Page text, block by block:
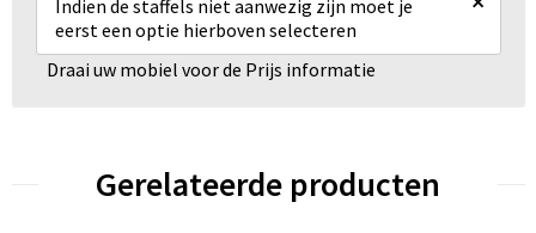
Indien de staffels niet aanwezig zijn moet je
eerst een optie hierboven selecteren
Draai uw mobiel voor de Prijs informatie
Gerelateerde producten